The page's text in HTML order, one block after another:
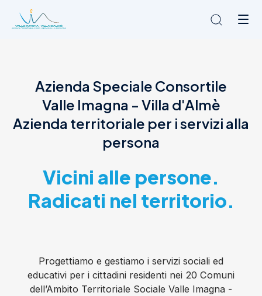
L'Ambito
Cosa facciamo
News
Amministrazione trasparente
Azienda Speciale Consortile
Valle Imagna - Villa d'Almè
Azienda territoriale per i servizi alla
persona
Vicini alle persone.
Radicati nel territorio.
Progettiamo e gestiamo i servizi sociali ed
educativi per i cittadini residenti nei 20 Comuni
dell’Ambito Territoriale Sociale Valle Imagna -